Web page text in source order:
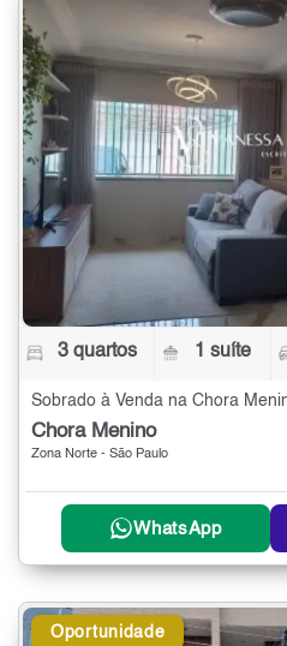
3 quartos 1 suíte
Sobrado à Venda na Chora
Chora Menino
Zona Norte - São Paulo
WhatsApp
Oportunidade